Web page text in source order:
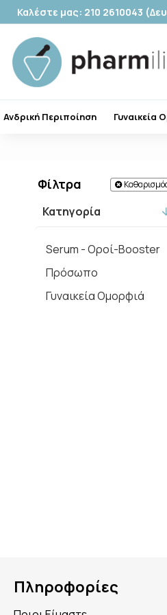
Καλέστε μας: 210 2610043
Ανδρική Περιποίηση Γυναικεία
Φίλτρα
Κατηγορία
Serum - Οροί-Booster
Πρόσωπο
Γυναικεία Ομορφιά
Πληροφορίες